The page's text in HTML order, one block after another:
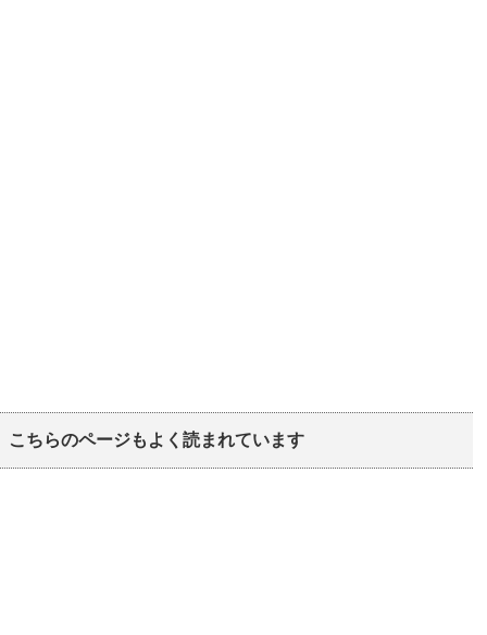
こちらのページもよく読まれています